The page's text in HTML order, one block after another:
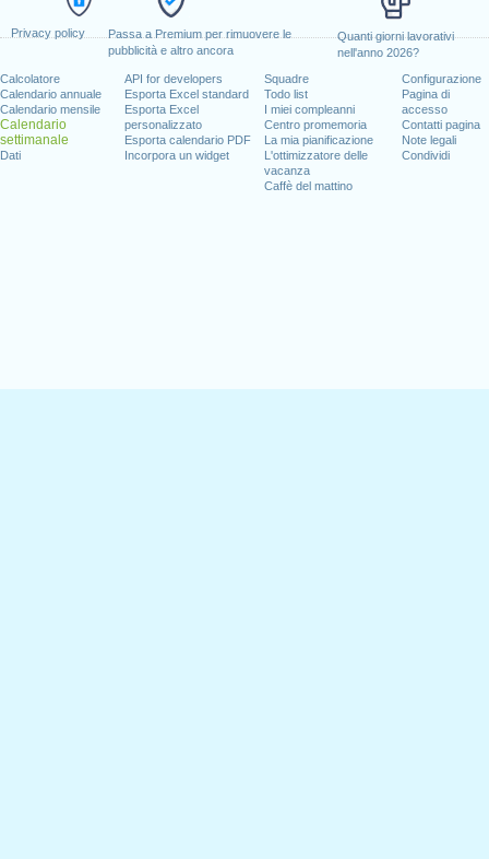
Privacy policy
Passa a Premium per rimuovere le
pubblicità e altro ancora
Quanti giorni lavorativi
nell'anno 2026?
Calcolatore
Calendario annuale
Calendario mensile
Calendario
settimanale
Dati
API for developers
Esporta Excel standard
Esporta Excel
personalizzato
Esporta calendario PDF
Incorpora un widget
Squadre
Todo list
I miei compleanni
Centro promemoria
La mia pianificazione
L'ottimizzatore delle
vacanza
Caffè del mattino
Configurazione
Pagina di
accesso
Contatti pagina
Note legali
Condividi